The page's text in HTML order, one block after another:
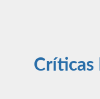
Críticas